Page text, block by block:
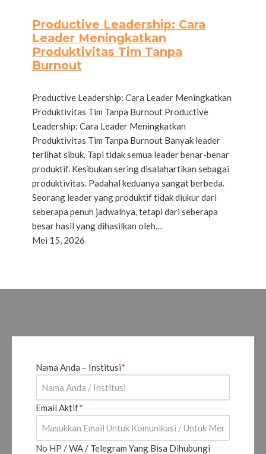
Productive Leadership: Cara
Leader Meningkatkan
Produktivitas Tim Tanpa
Burnout
Productive Leadership: Cara Leader Meningkatkan
Produktivitas Tim Tanpa Burnout Productive
Leadership: Cara Leader Meningkatkan
Produktivitas Tim Tanpa Burnout Banyak leader
terlihat sibuk. Tapi tidak semua leader benar-benar
produktif. Kesibukan sering disalahartikan sebagai
produktivitas. Padahal keduanya sangat berbeda.
Seorang leader yang produktif tidak diukur dari
seberapa penuh jadwalnya, tetapi dari seberapa
besar hasil yang dihasilkan oleh…
Mei 15, 2026
Nama Anda – Institusi*
Email Aktif*
No HP / WA / Telegram Yang Bisa Dihubungi